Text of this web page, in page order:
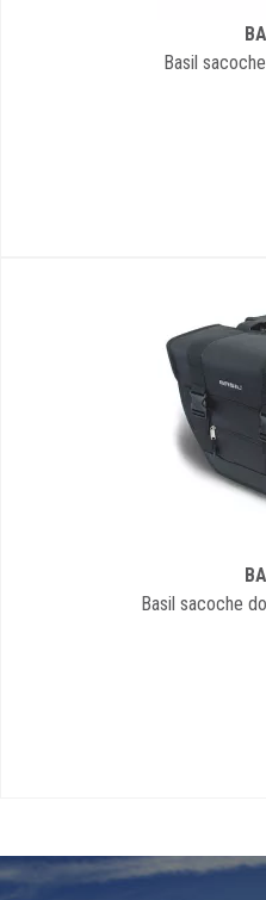
Basil
Basil sacoche